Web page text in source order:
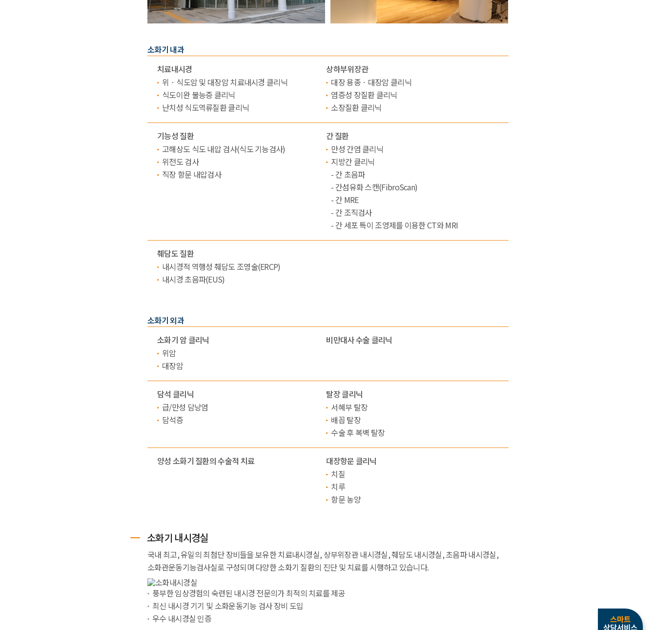
소화기 내과
치료내시경
위 · 식도암 및 대장암 치료내시경 클리닉
식도이완 불능증 클리닉
난치성 식도역류질환 클리닉
상하부위장관
대장 용종 · 대장암 클리닉
염증성 장질환 클리닉
소장질환 클리닉
기능성 질환
고해상도 식도 내압 검사(식도 기능검사)
위전도 검사
직장 항문 내압검사
간 질환
만성 간염 클리닉
지방간 클리닉
- 간 초음파
- 간섬유화 스캔(FibroScan)
- 간 MRE
- 간 조직검사
- 간 세포 특이 조영제를 이용한 CT와 MRI
췌담도 질환
내시경적 역행성 췌담도 조영술(ERCP)
내시경 초음파(EUS)
소화기 외과
소화기 암 클리닉
위암
대장암
비만대사 수술 클리닉
담석 클리닉
급/만성 담낭염
담석증
탈장 클리닉
서혜부 탈장
배꼽 탈장
수술 후 복벽 탈장
양성 소화기 질환의 수술적 치료
대장항문 클리닉
치질
치루
항문 농양
소화기 내시경실
국내 최고, 유일의 최첨단 장비들을 보유한 치료내시경실, 상부위장관 내시경실, 췌담도 내시경실, 초음파 내시경실,
소화관운동기능검사실로 구성되며 다양한 소화기 질환의 진단 및 치료를 시행하고 있습니다.
풍부한 임상경험의 숙련된 내시경 전문의가 최적의 치료를 제공
최신 내시경 기기 및 소화운동기능 검사 장비 도입
우수 내시경실 인증